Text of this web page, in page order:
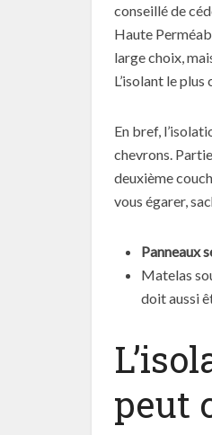
conseillé de
Haute
large choix,
L’isolant le
En bref,
chevrons.
deuxième
vous égarer,
Panneaux
Matelas
doit aussi
peut